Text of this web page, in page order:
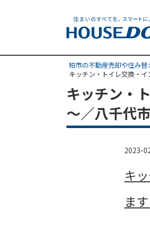
柏市の不動産売却や住み
キッチン・トイレ交換・
キッチン・
～／八千代市
2023-
キ
ま